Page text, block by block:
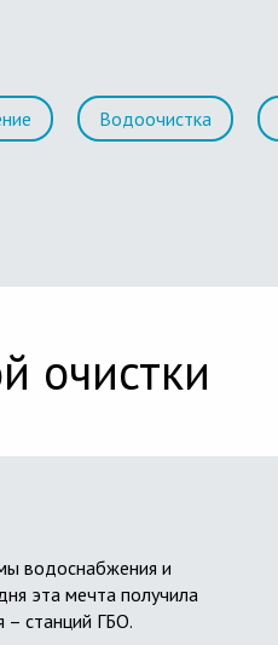
Водоочистка
очистки
водоснабжения и
эта мечта получила
– станций ГБО.